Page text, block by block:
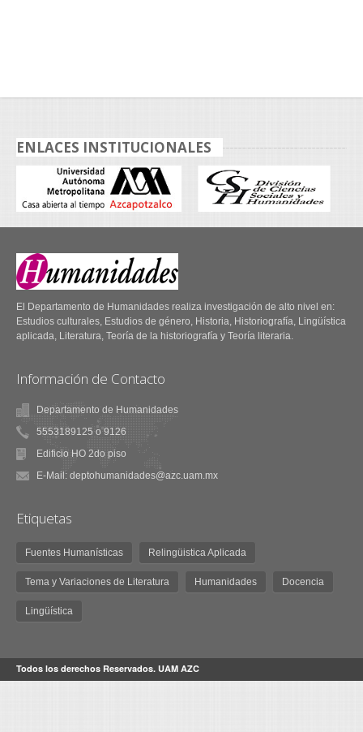
ENLACES INSTITUCIONALES
El Departamento de Humanidades realiza investigación de alto nivel en:
Estudios culturales, Estudios de género, Historia, Historiografía, Lingüística
aplicada, Literatura, Teoría de la historiografía y Teoría literaria.
Información de Contacto
Departamento de Humanidades
5553189125 o 9126
Edificio HO 2do piso
E-Mail: deptohumanidades@azc.uam.mx
Etiquetas
Fuentes Humanísticas Relingüistica Aplicada
Tema y Variaciones de Literatura Humanidades Docencia
Lingüística
Todos los derechos Reservados. UAM AZC